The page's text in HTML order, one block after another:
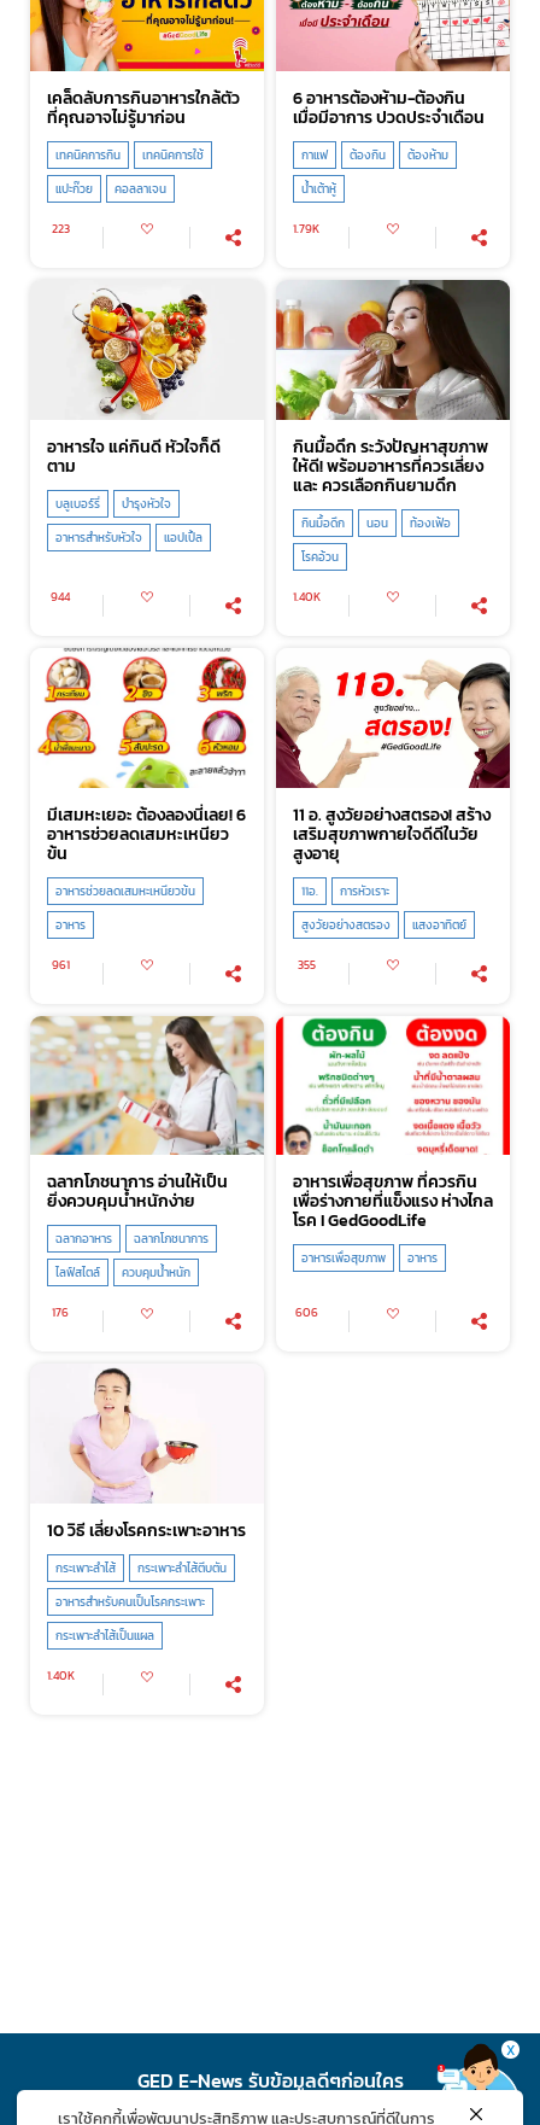
เคล็ดลับการกินอาหารใกล้ตัว
ที่คุณอาจไม่รู้มาก่อน
เทคนิคการกิน
เทคนิคการใช้
แปะก๊วย
คอลลาเจน
223
6 อาหารต้องห้าม-ต้องกิน
เมื่อมีอาการ ปวดประจำเดือน
กาแฟ ต้องกิน
ต้องห้าม
น้ำเต้าหู้
1.79K
อาหารใจ แค่กินดี หัวใจก็ดี
ตาม
บลูเบอร์รี่
บำรุงหัวใจ
อาหารสำหรับหัวใจ
แอปเปิ้ล
944
กินมื้อดึก ระวังปัญหาสุขภาพ
ให้ดี! พร้อมอาหารที่ควรเลี่ยง
และ ควรเลือกกินยามดึก
กินมื้อดึก นอน
ท้องเฟ้อ
โรคอ้วน
1.40K
มีเสมหะเยอะ ต้องลองนี่เลย! 6
อาหารช่วยลดเสมหะเหนียว
ข้น
อาหารช่วยลดเสมหะเหนียวข้น
อาหาร
961
11 อ. สูงวัยอย่างสตรอง! สร้าง
เสริมสุขภาพกายใจดีดีในวัย
สูงอายุ
11อ.
การหัวเราะ
สูงวัยอย่างสตรอง
แสงอาทิตย์
355
ฉลากโภชนาการ อ่านให้เป็น
ยิ่งควบคุมน้ำหนักง่าย
ฉลากอาหาร
ฉลากโภชนาการ
ไลฟ์สไตล์
ควบคุมน้ำหนัก
176
อาหารเพื่อสุขภาพ ที่ควรกิน
เพื่อร่างกายที่แข็งแรง ห่างไกล
โรค I GedGoodLife
อาหารเพื่อสุขภาพ อาหาร
606
10 วิธี เลี่ยงโรคกระเพาะอาหาร
กระเพาะลำไส้
กระเพาะลำไส้ตีบตัน
อาหารสำหรับคนเป็นโรคกระเพาะ
กระเพาะลำไส้เป็นแผล
1.40K
GED E-News รับข้อมูลดีๆก่อนใคร
X
เราใช้คุกกี้เพื่อพัฒนาประสิทธิภาพ และประสบการณ์ที่ดีในการ